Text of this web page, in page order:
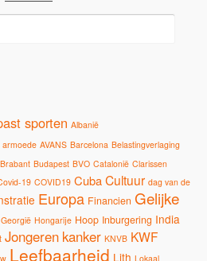
sporten Albanië
armoede AVANS Barcelona Belastingverlaging
Brabant Budapest BVO Catalonië Clarissen
19 COVID19 CubaCultuur dag van de
Europa Financien Gelijke
Georgië Hongarije Hoop Inburgering India
Jongeren kanker KNVB KWF
Leefbaarheid Lith Lokaal